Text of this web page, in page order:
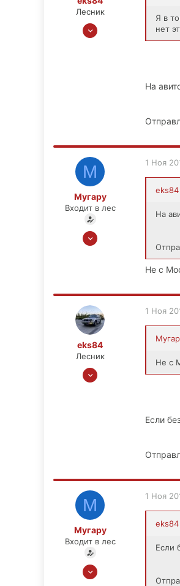
Лесник
11 Фев 2013
Я в
нет
На
М
Мугару
Входит в лес
1 Ноя 2019
1 Ноя
eks84
На
Не с
eks84
Лесник
11 Фев 2013
1 Ноя
Не с
Если
М
Мугару
Входит в лес
1 Ноя 2019
1 Ноя
eks84
Если